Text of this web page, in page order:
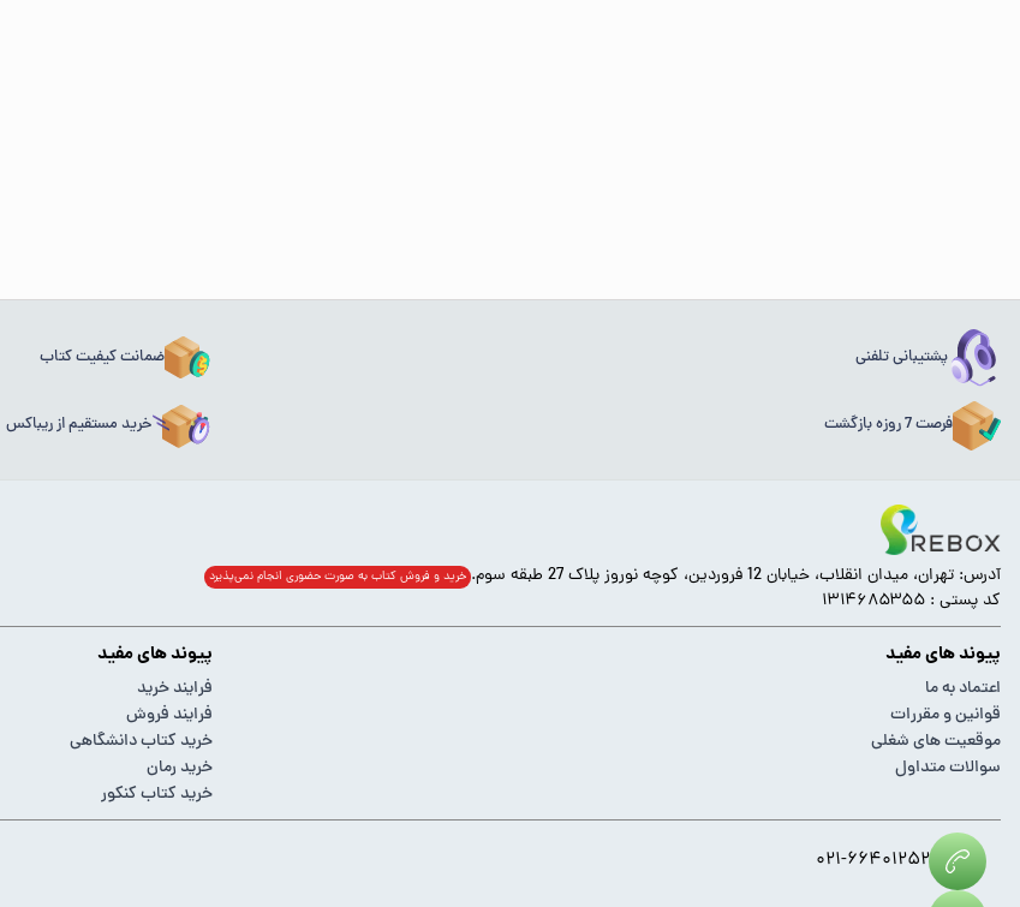
پشتیبانی تلفنی ضمانت کیفیت کتاب
فرصت 7 روزه بازگشت خرید مستقیم از ریباکس
آدرس: تهران، میدان انقلاب، خیابان 12 فروردین، کوچه نوروز پلاک 27 طبقه سوم. خرید و فروش کتاب به صورت حضوری انجام‌ نمی‌پذیرد
کد پستی : ۱۳۱۴۶۸۵۳۵۵
پیوند های مفید
اعتماد به ما
قوانین و مقررات
موقعیت های شغلی
سوالات متداول
پیوند های مفید
فرایند خرید
فرایند فروش
خرید کتاب دانشگاهی
خرید رمان
خرید کتاب کنکور
۰۲۱-۶۶۴۰۱۲۵۲